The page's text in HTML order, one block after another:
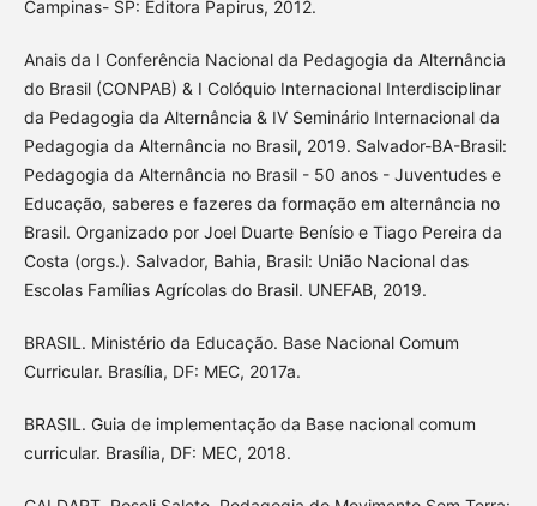
Campinas- SP: Editora Papirus, 2012.
Anais da I Conferência Nacional da Pedagogia da Alternância
do Brasil (CONPAB) & I Colóquio Internacional Interdisciplinar
da Pedagogia da Alternância & IV Seminário Internacional da
Pedagogia da Alternância no Brasil, 2019. Salvador-BA-Brasil:
Pedagogia da Alternância no Brasil - 50 anos - Juventudes e
Educação, saberes e fazeres da formação em alternância no
Brasil. Organizado por Joel Duarte Benísio e Tiago Pereira da
Costa (orgs.). Salvador, Bahia, Brasil: União Nacional das
Escolas Famílias Agrícolas do Brasil. UNEFAB, 2019.
BRASIL. Ministério da Educação. Base Nacional Comum
Curricular. Brasília, DF: MEC, 2017a.
BRASIL. Guia de implementação da Base nacional comum
curricular. Brasília, DF: MEC, 2018.